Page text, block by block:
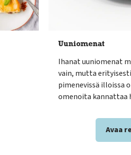
Uuniomenat
Ihanat uuniomenat
vain, mutta
pimenevissä illoissa
omenoita kannattaa
Avaa